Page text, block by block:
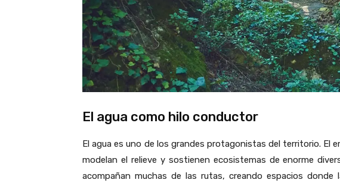
El agua como hilo conductor
El agua es uno de los grandes protagonistas del territorio. El
modelan el relieve y sostienen ecosistemas de enorme
acompañan muchas de las rutas, creando espacios